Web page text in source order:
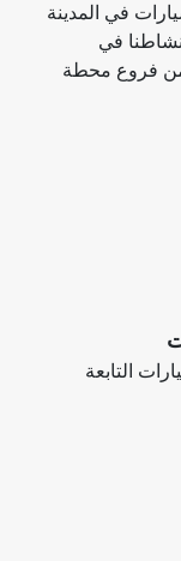
في المدينة
في
من فروع محطة
التابعة